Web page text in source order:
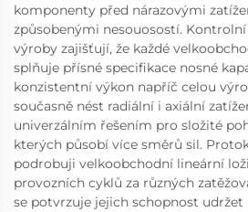
komponenty před nárazovými
způsobenými nesouosostí.
výroby zajišťují, že každé
splňuje přísné specifikace nosné
konzistentní výkon napříč celou
současně nést radiální i axiální
univerzálním řešením pro složité
kterých působí více směrů sil.
podrobuji velkoobchodní lineární
provozních cyklů za různých
se potvrzuje jejich schopnost udržet